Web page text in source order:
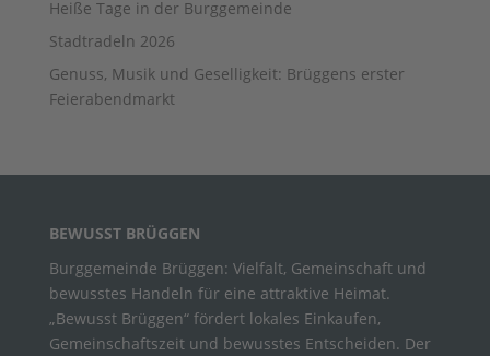
Heiße Tage in der Burggemeinde
Stadtradeln 2026
Genuss, Musik und Geselligkeit: Brüggens erster
Feierabendmarkt
BEWUSST BRÜGGEN
Burggemeinde Brüggen: Vielfalt, Gemeinschaft und
bewusstes Handeln für eine attraktive Heimat.
„Bewusst Brüggen“ fördert lokales Einkaufen,
Gemeinschaftszeit und bewusstes Entscheiden. Der